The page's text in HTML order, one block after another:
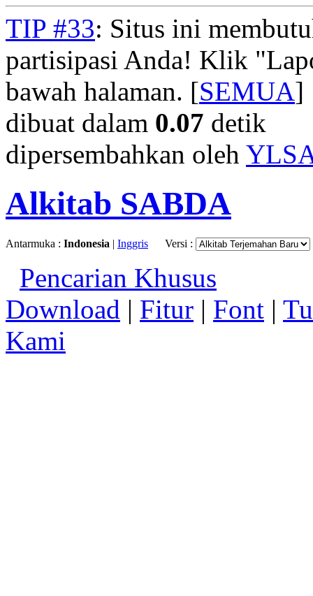
TIP #33: Situs ini
partisipasi Anda! Klik
bawah halaman. [SEMUA]
dibuat dalam 0.07 detik
dipersembahkan oleh
Alkitab SABDA
Antarmuka : Indonesia | Inggris Versi :
Pencarian Khusus
Download | Fitur | Font |
Kami